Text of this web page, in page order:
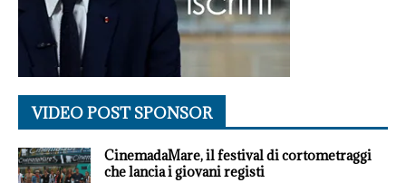
VIDEO POST SPONSOR
CinemadaMare, il festival di cortometraggi
che lancia i giovani registi